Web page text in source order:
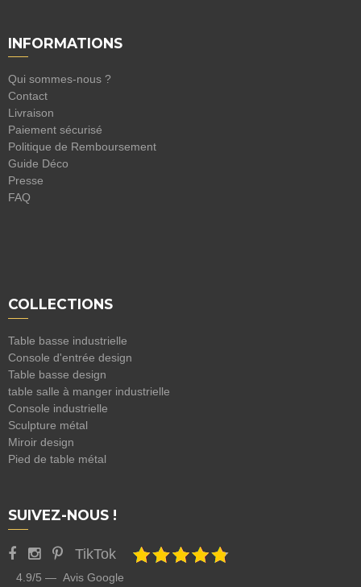
INFORMATIONS
Qui sommes-nous ?
Contact
Livraison
Paiement sécurisé
Politique de Remboursement
Guide Déco
Presse
FAQ
COLLECTIONS
Table basse industrielle
Console d'entrée design
Table basse design
table salle à manger industrielle
Console industrielle
Sculpture métal
Miroir design
Pied de table métal
SUIVEZ-NOUS !
TikTok
4.9/5 — Avis Google